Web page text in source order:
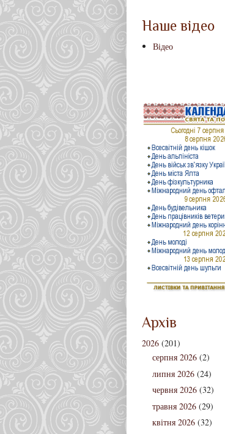
Наше відео
Відео
Архів
2026 (201)
серпня 2026 (2)
липня 2026 (24)
червня 2026 (32)
травня 2026 (29)
квітня 2026 (32)